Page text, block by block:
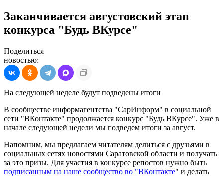
Заканчивается августовский этап
конкурса "Будь ВКурсе"
Поделиться
новостью:
На следующей неделе будут подведены итоги
В сообществе информагентства "СарИнформ" в социальной
сети "ВКонтакте" продолжается конкурс "Будь ВКурсе". Уже в
начале следующей недели мы подведем итоги за август.
Напомним, мы предлагаем читателям делиться с друзьями в
социальных сетях новостями Саратовской области и получать
за это призы. Для участия в конкурсе репостов нужно быть
подписанным на наше сообщество во "ВКонтакте" и делать